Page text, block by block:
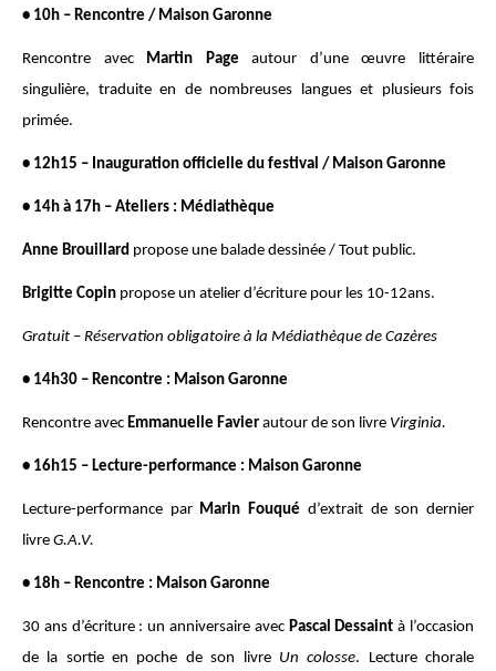
• 10h – Rencontre / Maison Garonne
Rencontre avec Martin Pageautour d’une œuvre littéraire
singulière, traduite en de nombreuses langues et plusieurs fois
primée.
• 12h15 – Inauguration officielle du festival / Maison Garonne
• 14h à 17h – Ateliers : Médiathèque
Anne Brouillard propose une balade dessinée / Tout public.
Brigitte Copin propose un atelier d’écriture pour les 10-12ans.
Gratuit – Réservation obligatoire à la Médiathèque de Cazères
• 14h30 – Rencontre : Maison Garonne
Rencontre avec Emmanuelle Favier autour de son livre Virginia.
• 16h15 – Lecture-performance : Maison Garonne
Lecture-performance par Marin Fouqué d’extrait de son dernier
livre G.A.V.
• 18h – Rencontre : Maison Garonne
30 ans d’écriture : un anniversaire avec Pascal Dessaintà l’occasion
de la sortie en poche de son livre Un colosse. Lecture chorale